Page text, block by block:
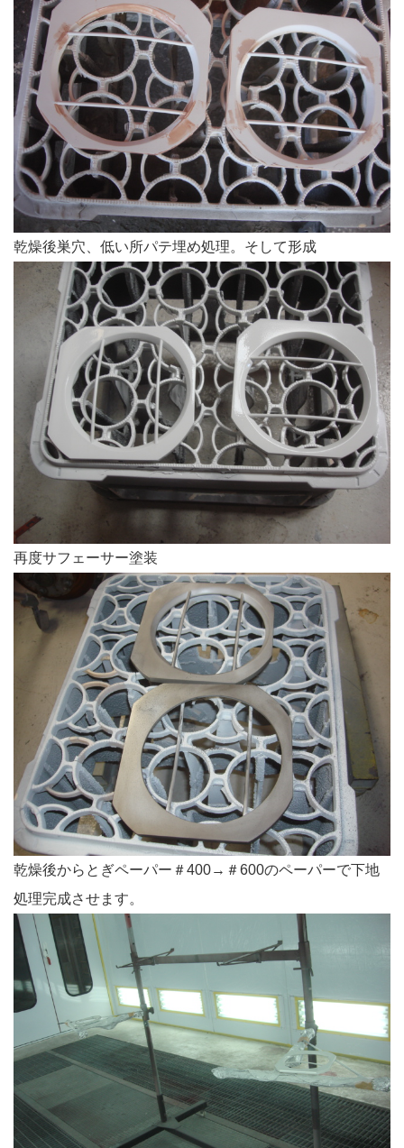
乾燥後巣穴、低い所パテ埋め処理。そして形成
再度サフェーサー塗装
乾燥後からとぎペーパー＃400→＃600のペーパーで下地
処理完成させます。